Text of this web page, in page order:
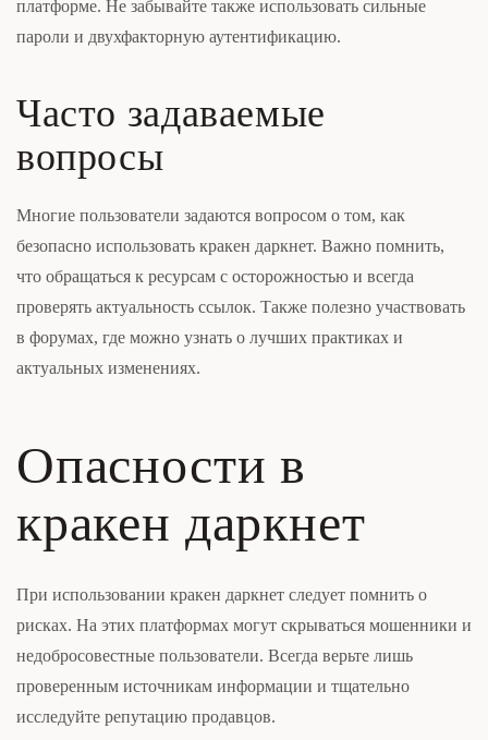
платформе. Не забывайте также использовать сильные
пароли и двухфакторную аутентификацию.
Часто задаваемые
вопросы
Многие пользователи задаются вопросом о том, как
безопасно использовать кракен даркнет. Важно помнить,
что обращаться к ресурсам с осторожностью и всегда
проверять актуальность ссылок. Также полезно участвовать
в форумах, где можно узнать о лучших практиках и
актуальных изменениях.
Опасности в
кракен даркнет
При использовании кракен даркнет следует помнить о
рисках. На этих платформах могут скрываться мошенники и
недобросовестные пользователи. Всегда верьте лишь
проверенным источникам информации и тщательно
исследуйте репутацию продавцов.